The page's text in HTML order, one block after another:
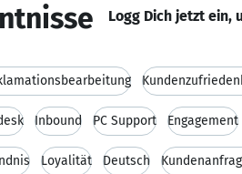
Logg Dich jetzt ein,
Inbound PC Support Engagement
Loyalität Deutsch